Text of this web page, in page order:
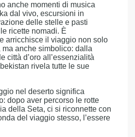
anche momenti di musica
dal vivo, escursioni in
delle stelle e pasti
ricette nomadi. È
arricchisce il viaggio non solo
anche simbolico: dalla
città d’oro all’essenzialità
rivela tutte le sue
nel deserto significa
dopo aver percorso le rotte
della Seta, ci si riconnette con
del viaggio stesso, l’essere